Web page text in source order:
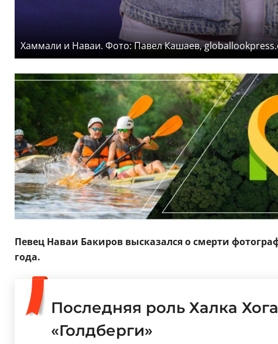
Хаммали и Наваи. Фото: Павел Кашаев,
Певец Наваи Бакиров высказался о смерти
года.
Последняя роль Халка
«Голдберги»